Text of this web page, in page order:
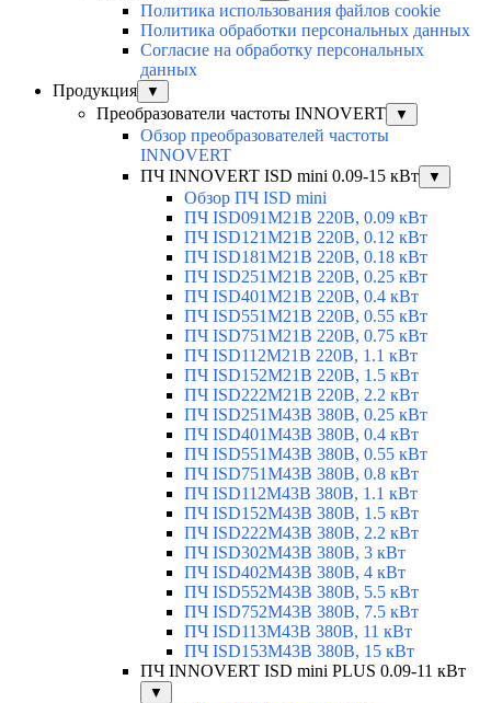
Политика использования файлов cookie
Политика обработки персональных данных
Согласие на обработку персональных
данных
Продукция
▼
Преобразователи частоты INNOVERT ▼
Обзор преобразователей частоты
INNOVERT
ПЧ INNOVERT ISD mini 0.09-15 кВт
▼
Обзор ПЧ ISD mini
ПЧ ISD091M21B 220В, 0.09 кВт
ПЧ ISD121M21B 220В, 0.12 кВт
ПЧ ISD181M21B 220В, 0.18 кВт
ПЧ ISD251M21B 220В, 0.25 кВт
ПЧ ISD401M21B 220В, 0.4 кВт
ПЧ ISD551M21B 220В, 0.55 кВт
ПЧ ISD751M21B 220В, 0.75 кВт
ПЧ ISD112M21B 220В, 1.1 кВт
ПЧ ISD152M21B 220В, 1.5 кВт
ПЧ ISD222M21B 220В, 2.2 кВт
ПЧ ISD251M43B 380В, 0.25 кВт
ПЧ ISD401M43B 380В, 0.4 кВт
ПЧ ISD551M43B 380В, 0.55 кВт
ПЧ ISD751M43B 380В, 0.8 кВт
ПЧ ISD112M43B 380В, 1.1 кВт
ПЧ ISD152M43B 380В, 1.5 кВт
ПЧ ISD222M43B 380В, 2.2 кВт
ПЧ ISD302M43B 380В, 3 кВт
ПЧ ISD402M43B 380В, 4 кВт
ПЧ ISD552M43B 380В, 5.5 кВт
ПЧ ISD752M43B 380В, 7.5 кВт
ПЧ ISD113M43B 380В, 11 кВт
ПЧ ISD153M43B 380В, 15 кВт
ПЧ INNOVERT ISD mini PLUS 0.09-11 кВт
▼